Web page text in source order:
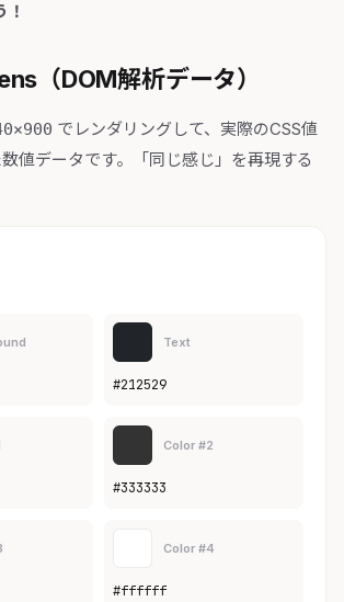
（DOM解析データ）
でレンダリングして、実際のCSS値
値データです。「同じ感じ」を再現する
Text
#212529
Color #2
#333333
Color #4
#ffffff